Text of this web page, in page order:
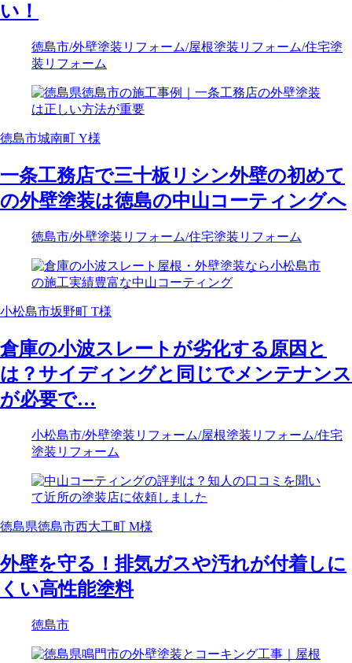
い！
徳島市/外壁塗装リフォーム/屋根塗装リフォーム/住宅塗
装リフォーム
徳島市城南町 Y様
一条工務店で三十板リシン外壁の初めて
の外壁塗装は徳島の中山コーティングへ
徳島市/外壁塗装リフォーム/住宅塗装リフォーム
小松島市坂野町 T様
倉庫の小波スレートが劣化する原因と
は？サイディングと同じでメンテナンス
が必要で…
小松島市/外壁塗装リフォーム/屋根塗装リフォーム/住宅
塗装リフォーム
徳島県徳島市西大工町 M様
外壁を守る！排気ガスや汚れが付着しに
くい高性能塗料
徳島市